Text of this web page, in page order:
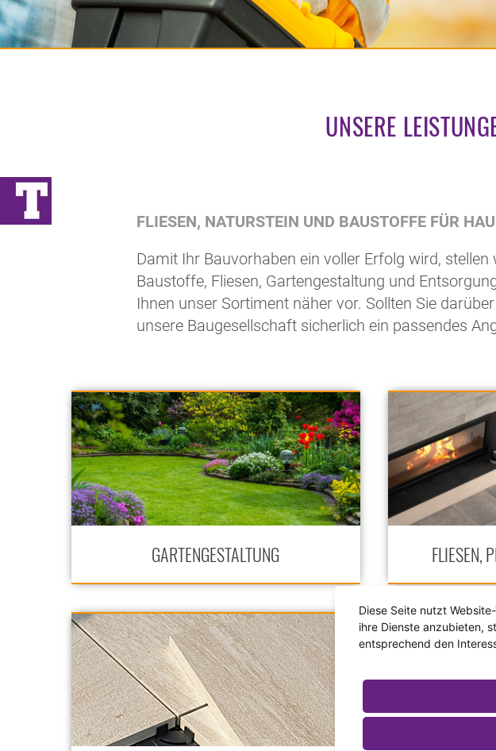
UNSERE
FLIESEN, NATURSTEIN UND BAUSTOFFE FÜR
Damit Ihr Bauvorhaben ein voller Erfolg wird,
Baustoffe, Fliesen, Gartengestaltung und
Ihnen unser Sortiment näher vor. Sollten Sie
unsere Baugesellschaft sicherlich ein passendes
GARTENGESTALTUNG FLIESEN,
Diese Seite nutzt
ihre Dienste anzubieten,
entsprechend den